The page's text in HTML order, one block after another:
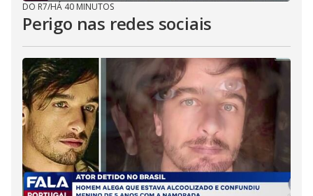
DO R7/HÁ 40 MINUTOS
Perigo nas redes sociais